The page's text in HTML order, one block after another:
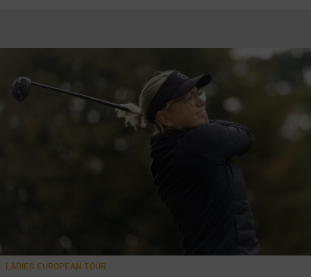
LADIES EUROPEAN TOUR